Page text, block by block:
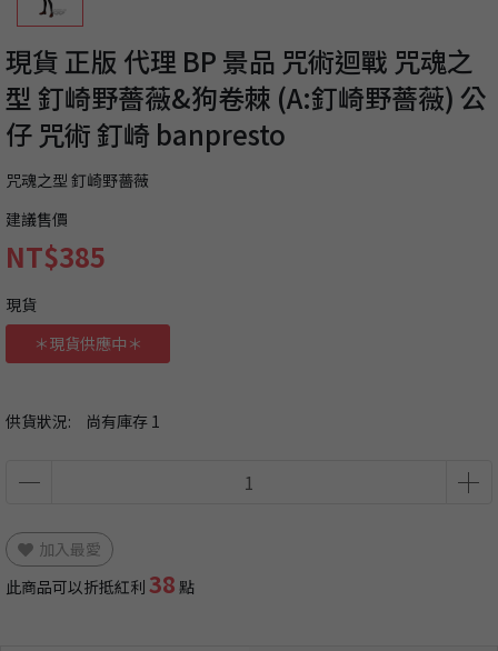
現貨 正版 代理 BP 景品 咒術迴戰 咒魂之
型 釘崎野薔薇&狗卷棘 (A:釘崎野薔薇) 公
仔 咒術 釘崎 banpresto
咒魂之型 釘崎野薔薇
建議售價
NT$385
供貨狀況: 尚有庫存 1
現貨
＊現貨供應中＊
加入最愛
此商品可以折抵紅利 38 點